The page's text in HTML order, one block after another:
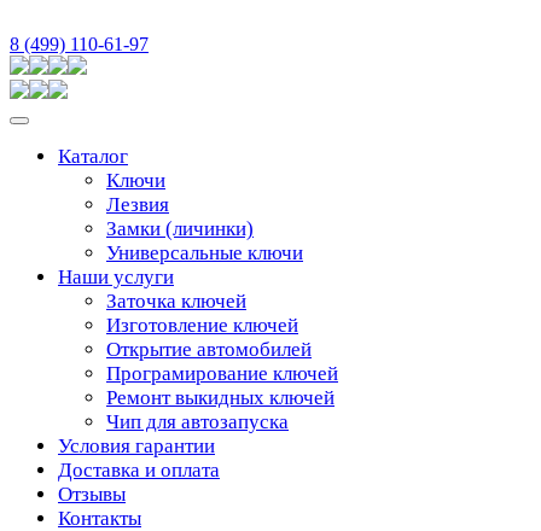
8 (499) 110-61-97
Каталог
Ключи
Лезвия
Замки (личинки)
Универсальные ключи
Наши услуги
Заточка ключей
Изготовление ключей
Открытие автомобилей
Програмирование ключей
Ремонт выкидных ключей
Чип для автозапуска
Условия гарантии
Доставка и оплата
Отзывы
Контакты